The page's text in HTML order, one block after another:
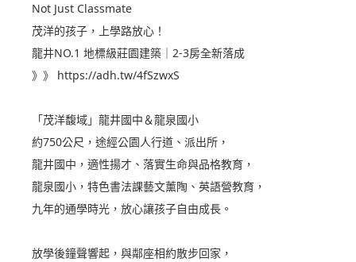
Not Just Classmate
茂洋的孩子，上學路放心！
龍井NO.1 地標級莊園建築｜2-3房全新落成
》》 https://adh.tw/4fSzwxS
「茂洋馥域」龍井國中＆龍泉國小
約750公尺，途經公園人行道、派出所，
龍井國中，適性揚才、落實生命與品格教育，
龍泉國小，特色書法課藝文薰陶、英語營教育，
九年的通學時光，放心讓孩子自由成長。
放學後鐘聲響起，與鄰座相約散步回家，